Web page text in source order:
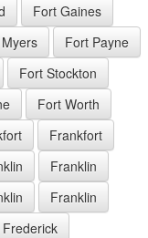
Fort Gaines
Fort Payne
Fort Stockton
Fort Worth
Frankfort
Franklin
Franklin
Frederick